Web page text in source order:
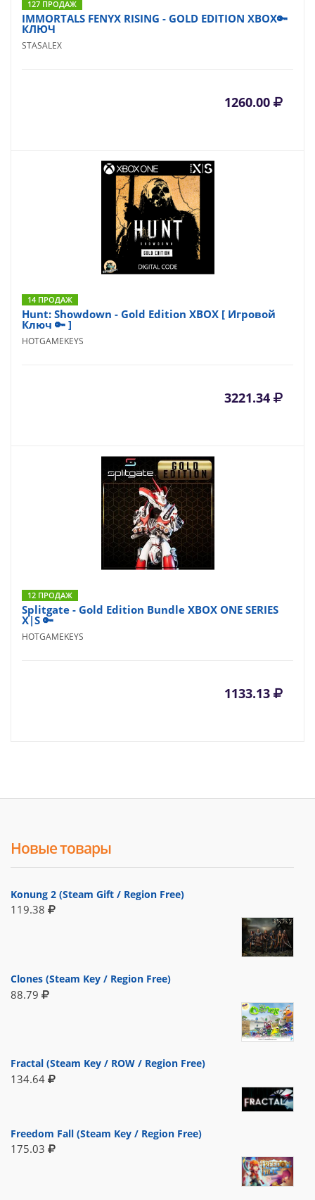
127 ПРОДАЖ
IMMORTALS FENYX RISING - GOLD EDITION XBOX🔑
КЛЮЧ
STASALEX
1260.00
14 ПРОДАЖ
Hunt: Showdown - Gold Edition XBOX [ Игровой
Ключ 🔑 ]
HOTGAMEKEYS
3221.34
12 ПРОДАЖ
Splitgate - Gold Edition Bundle XBOX ONE SERIES
X|S 🔑
HOTGAMEKEYS
1133.13
Новые товары
Konung 2 (Steam Gift / Region Free)
119.38
Clones (Steam Key / Region Free)
88.79
Fractal (Steam Key / ROW / Region Free)
134.64
Freedom Fall (Steam Key / Region Free)
175.03